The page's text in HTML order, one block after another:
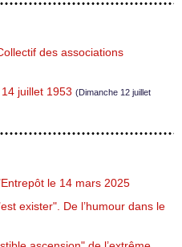
des associations
juillet 1953 (Dimanche 12 juillet
le 14 mars 2025
exister". De l’humour dans le